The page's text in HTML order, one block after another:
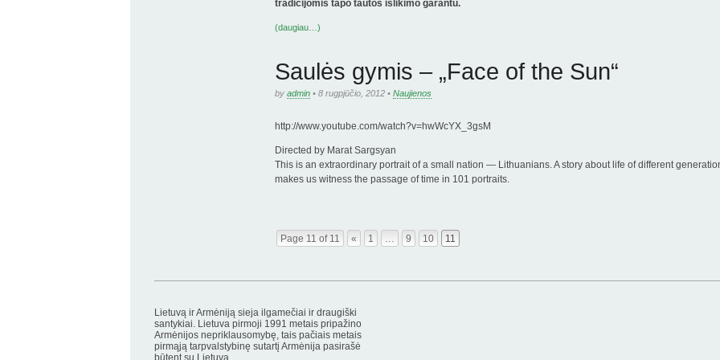
tradicijomis tapo tautos išlikimo garantu.
(daugiau…)
Saulės gymis – „Face of the Sun“
by admin • 8 rugpjūčio, 2012 • Naujienos
http://www.youtube.com/watch?v=hwWcYX_3gsM
Directed by Marat Sargsyan
This is an extraordinary portrait of a small nation — Lithuanians. A story about life of different
makes us witness the passage of time in 101 portraits.
Page navigation
Page 11 of 11 « 1 9 10 11
Lietuvą ir Armėniją sieja ilgamečiai ir draugiški
santykiai. Lietuva pirmoji 1991 metais pripažino
Armėnijos nepriklausomybę, tais pačiais metais
pirmąją tarpvalstybinę sutartį Armėnija pasirašė
būtent su Lietuva.